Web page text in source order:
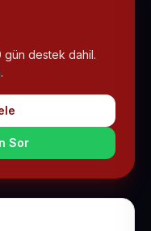
gün destek dahil.
Sor